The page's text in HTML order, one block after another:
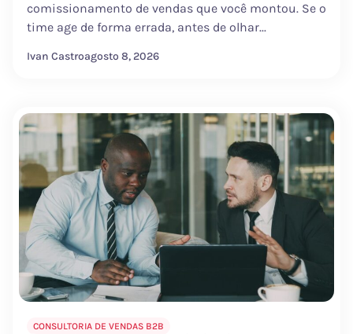
comissionamento de vendas que você montou. Se o
time age de forma errada, antes de olhar...
Ivan Castroagosto 8, 2026
CONSULTORIA DE VENDAS B2B